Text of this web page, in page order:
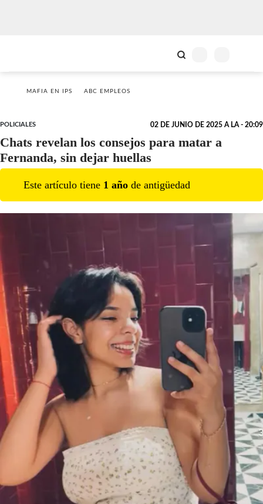
MAFIA EN IPS ABC EMPLEOS
POLICIALES 02 DE JUNIO DE 2025 A LA - 20:09
Chats revelan los consejos para matar a
Fernanda, sin dejar huellas
Este artículo tiene 1 año de antigüedad